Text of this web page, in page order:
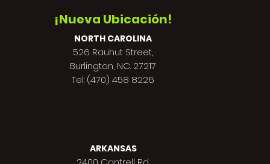
¡Nueva Ubicación!
NORTH CAROLINA
526 Rauhut Street,
Burlington, NC. 27217
Tel: (470) 458 8226
ARKANSAS